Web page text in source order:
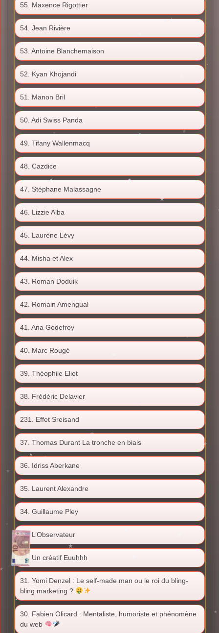
55. Maxence Rigottier
54. Jean Rivière
53. Antoine Blanchemaison
52. Kyan Khojandi
51. Manon Bril
50. Adi Swiss Panda
49. Tifany Wallenmacq
48. Cazdice
47. Stéphane Malassagne
46. Lizzie Alba
45. Laurène Lévy
44. Misha et Alex
43. Roman Doduik
42. Romain Amengual
41. Ana Godefroy
40. Marc Rougé
39. Théophile Eliet
38. Frédéric Delavier
231. Effet Sreisand
37. Thomas Durant La tronche en biais
36. Idriss Aberkane
35. Laurent Alexandre
34. Guillaume Pley
33. L’Observateur
32. Un créatif Euuhhh
31. Yomi Denzel : Le self-made man ou le roi du bling-
bling marketing ?
30. Fabien Olicard : Mentaliste, humoriste et phénomène
du web